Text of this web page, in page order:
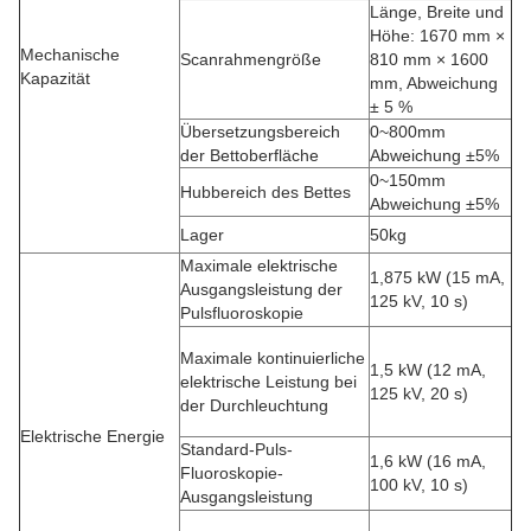
Mechanische
Kapazität
Scanrahmengröße
Länge, Breite und
Höhe: 1670 mm ×
810 mm × 1600
mm, Abweichung
± 5 %
Übersetzungsbereich
der Bettoberfläche
0~800mm
Abweichung ±5%
Hubbereich des Bettes
0~150mm
Abweichung ±5%
Lager
50kg
Elektrische Energie
Maximale elektrische
Ausgangsleistung der
Pulsfluoroskopie
1,875 kW (15 mA,
125 kV, 10 s)
Maximale kontinuierliche
elektrische Leistung bei
der Durchleuchtung
1,5 kW (12 mA,
125 kV, 20 s)
Standard-Puls-
Fluoroskopie-
Ausgangsleistung
1,6 kW (16 mA,
100 kV, 10 s)